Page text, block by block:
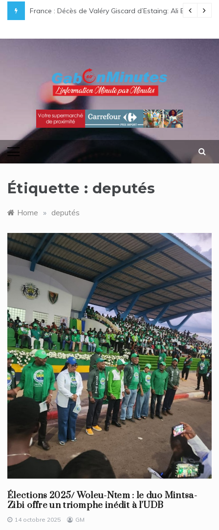
sa diplomatie en Sierra Leone
France : Décès de Valéry Giscard d’Estaing: Ali Bongo
gabonminutes.com
l'information minutes par minutes
Étiquette : deputés
Home » deputés
Élections 2025/ Woleu-Ntem : le duo Mintsa-
Zibi offre un triomphe inédit à l’UDB
14 octobre 2025 GM